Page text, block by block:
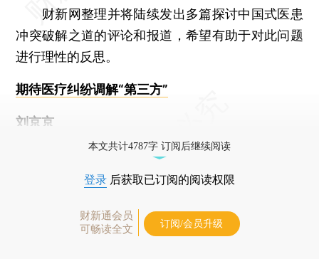
财新网整理并将陆续发出多篇探讨中国式医患
冲突破解之道的评论和报道，希望有助于对此问题
进行理性的反思。
期待医疗纠纷调解“第三方”
刘京京
本文共计4787字 订阅后继续阅读
登录 后获取已订阅的阅读权限
财新通会员
可畅读全文
订阅/会员升级